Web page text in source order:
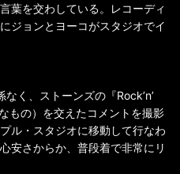
葉を交わしている。レコーディ
ジョンとヨーコがスタジオでイ
く、ストーンズの『Rock’n’
もの）を交えたコメントを撮影
ル・スタジオに移動して行なわ
安さからか、普段着で非常にリ